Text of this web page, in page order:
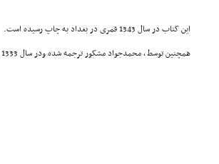
این کتاب در سال 1343 قمری در بغداد به چاپ رسیده است.
همچنین توسط , محمدجواد مشکور ترجمه شده ودر سال 1333 شمسی در تبریز در قطع وزیری چاپ شده است.